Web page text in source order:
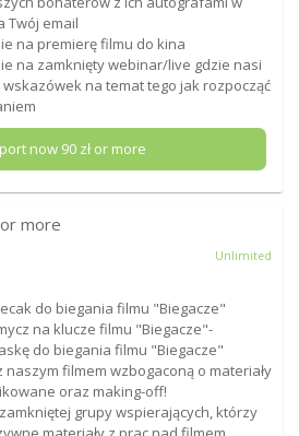
Twój email
na premierę filmu do kina
na zamknięty webinar/live gdzie nasi
na temat tego jak rozpocząć
now 90 zł or more
or more
Unlimited
do biegania filmu "Biegacze"
na klucze filmu "Biegacze"-
do biegania filmu "Biegacze"
naszym filmem wzbogaconą o materiały
oraz making-off!
grupy wspierających, którzy